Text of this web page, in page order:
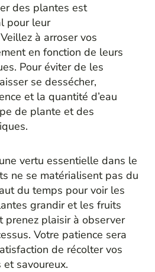
des plantes est
pour leur
à arroser vos
en fonction de leurs
Pour éviter de les
se dessécher,
et la quantité d’eau
de plante et des
vertu essentielle dans le
ne se matérialisent pas du
du temps pour voir les
grandir et les fruits
prenez plaisir à observer
Votre patience sera
de récolter vos
savoureux.